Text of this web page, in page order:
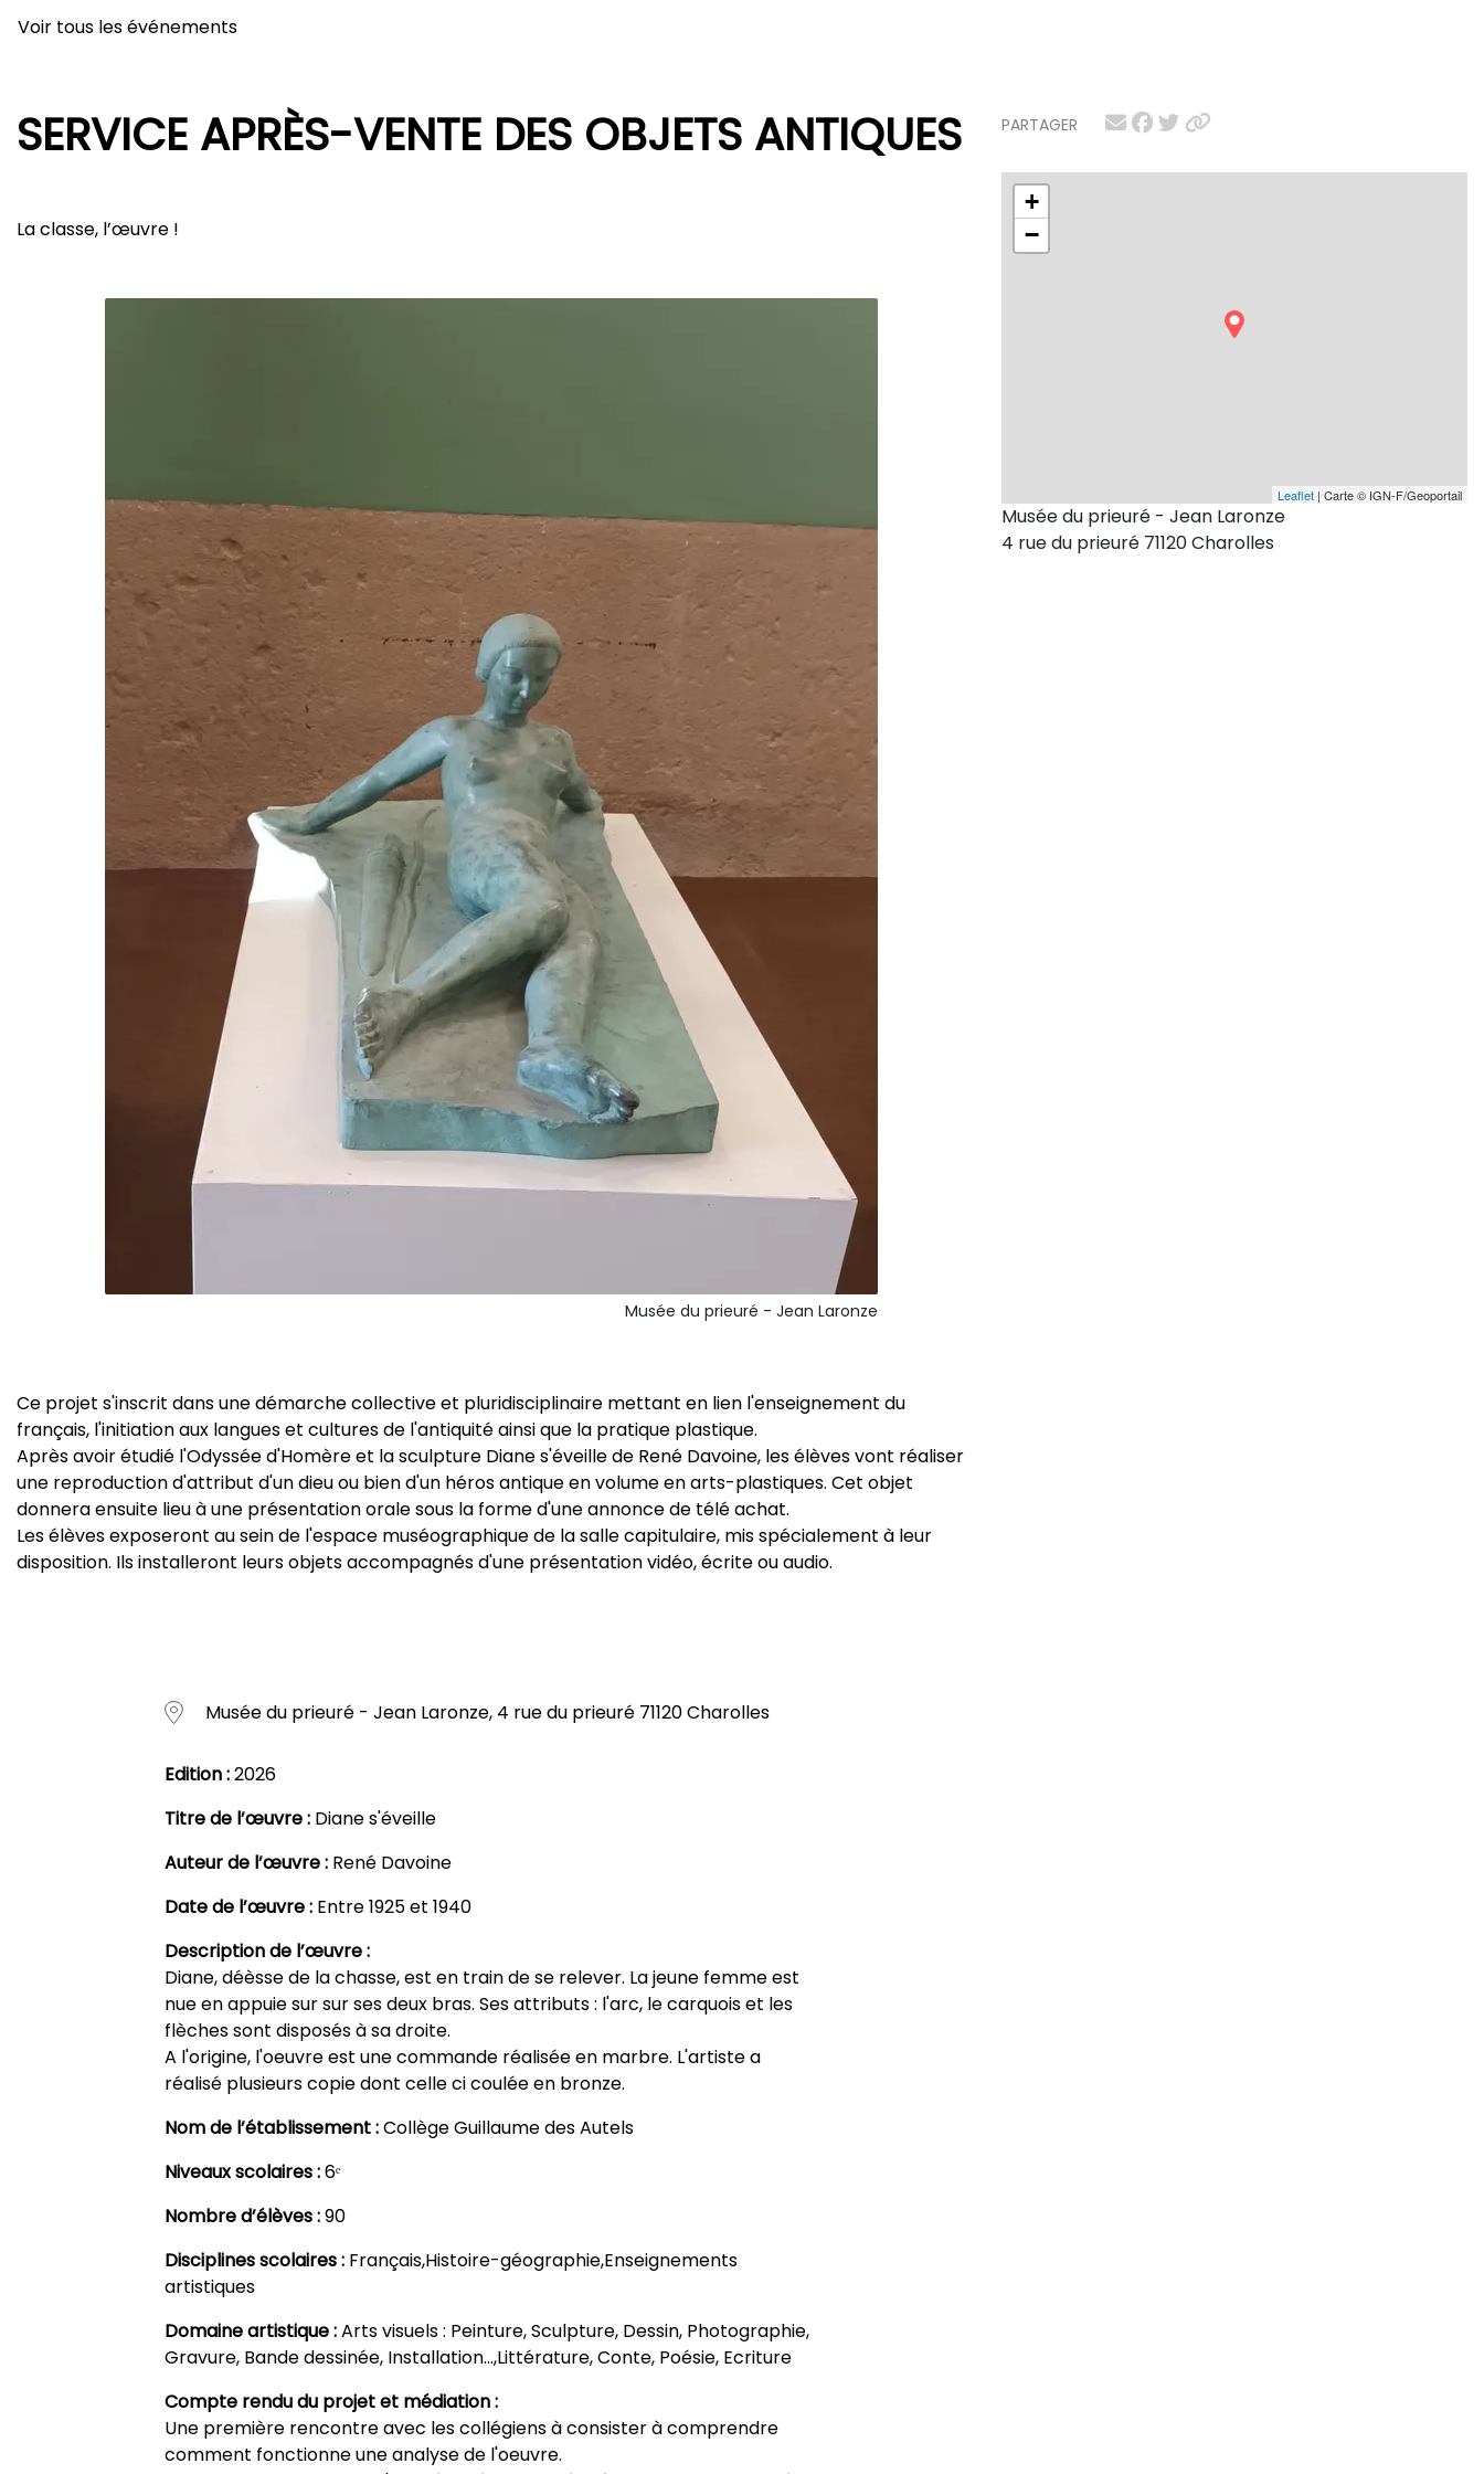
Voir tous les événements
PARTAGER
+
−
Leaflet | Carte © IGN-F/Geoportail
Musée du prieuré - Jean Laronze
4 rue du prieuré 71120 Charolles
SERVICE APRÈS-VENTE DES OBJETS ANTIQUES
La classe, l’œuvre !
Musée du prieuré - Jean Laronze
Ce projet s'inscrit dans une démarche collective et pluridisciplinaire mettant en lien l'enseignement du
français, l'initiation aux langues et cultures de l'antiquité ainsi que la pratique plastique.
Après avoir étudié l'Odyssée d'Homère et la sculpture Diane s'éveille de René Davoine, les élèves vont réaliser
une reproduction d'attribut d'un dieu ou bien d'un héros antique en volume en arts-plastiques. Cet objet
donnera ensuite lieu à une présentation orale sous la forme d'une annonce de télé achat.
Les élèves exposeront au sein de l'espace muséographique de la salle capitulaire, mis spécialement à leur
disposition. Ils installeront leurs objets accompagnés d'une présentation vidéo, écrite ou audio.
Musée du prieuré - Jean Laronze, 4 rue du prieuré 71120 Charolles
Edition :2026
Titre de l’œuvre : Diane s'éveille
Auteur de l’œuvre : René Davoine
Date de l’œuvre : Entre 1925 et 1940
Description de l’œuvre :
Diane, déèsse de la chasse, est en train de se relever. La jeune femme est
nue en appuie sur sur ses deux bras. Ses attributs : l'arc, le carquois et les
flèches sont disposés à sa droite.
A l'origine, l'oeuvre est une commande réalisée en marbre. L'artiste a
réalisé plusieurs copie dont celle ci coulée en bronze.
Nom de l’établissement :Collège Guillaume des Autels
Niveaux scolaires :6ᵉ
Nombre d’élèves :90
Disciplines scolaires : Français,Histoire-géographie,Enseignements
artistiques
Domaine artistique :Arts visuels : Peinture, Sculpture, Dessin, Photographie,
Gravure, Bande dessinée, Installation…,Littérature, Conte, Poésie, Ecriture
Compte rendu du projet et médiation :
Une première rencontre avec les collégiens à consister à comprendre
comment fonctionne une analyse de l'oeuvre.